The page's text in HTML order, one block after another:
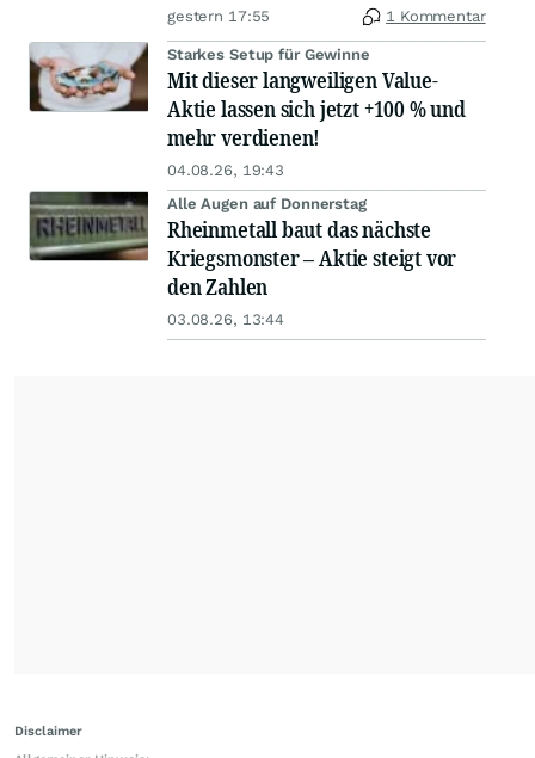
gestern 17:55 1 Kommentar
Starkes Setup für Gewinne
Mit dieser langweiligen Value-
Aktie lassen sich jetzt +100 % und
mehr verdienen!
04.08.26, 19:43
Alle Augen auf Donnerstag
Rheinmetall baut das nächste
Kriegsmonster – Aktie steigt vor
den Zahlen
03.08.26, 13:44
Disclaimer